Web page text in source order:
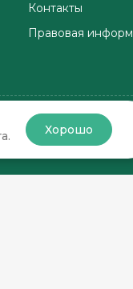
Контакты
Правовая
Хорошо